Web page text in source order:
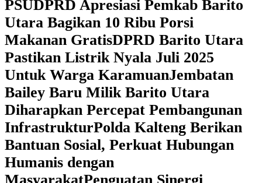
PSUDPRD Apresiasi Pemkab Barito
Utara Bagikan 10 Ribu Porsi
Makanan GratisDPRD Barito Utara
Pastikan Listrik Nyala Juli 2025
Untuk Warga KaramuanJembatan
Bailey Baru Milik Barito Utara
Diharapkan Percepat Pembangunan
InfrastrukturPolda Kalteng Berikan
Bantuan Sosial, Perkuat Hubungan
Humanis dengan